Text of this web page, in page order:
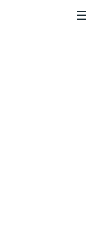
☰